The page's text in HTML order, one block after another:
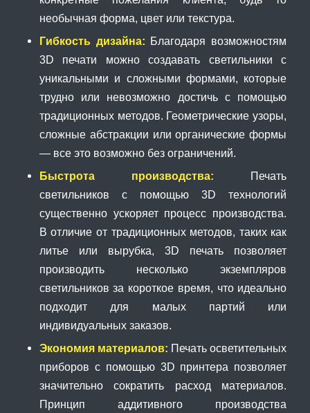
необычная форма, цвет или текстура.
Гибкость дизайна: Благодаря возможностям
3D печати можно создавать светильники с
уникальными и сложными формами, которые
трудно или невозможно достичь с помощью
традиционных методов. Геометрические узоры,
сложные абстракции или органические формы
— все это возможно без ограничений.
Быстрота производства: Печать
светильников с помощью 3D технологий
существенно ускоряет процесс производства.
В отличие от традиционных методов, таких как
литье или вырубка, 3D печать позволяет
производить несколько экземпляров
светильников за короткое время, что идеально
подходит для малых партий или
индивидуальных заказов.
Экономия материалов: Печать осветительных
приборов с помощью 3D принтера позволяет
значительно сократить расход материалов.
Принцип аддитивного производства